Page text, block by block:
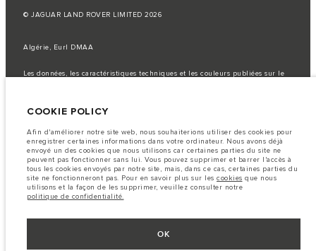
© JAGUAR LAND ROVER LIMITED 2026
Algérie, Eurl DMAA
Les données, les caractéristiques techniques et les couleurs publiées sur le
pénurie mondiale de semi-conducteurs affecte actuellement les
spécifications de construction des véhicules, la disponibilité des options et
les délais de construction. Cette situation s’avère très fluctuante, et par
conséquent, les images utilisées actuellement sur le site Web peuvent ne pas
refléter entièrement les spécifications actuelles en ce qui concerne les
caractéristiques, les options, les finitions et les combinaisons de couleurs.
Veuillez consulter votre concessionnaire pour avoir confirmation des
restrictions actuelles et faire un choix éclairé
conformément å la législation européenne en vigueur. La consommation
réelle de carburant d'un véhicule peut différer de celle obtenue dans ces
tests et ces chiffres sont fournis å des fins de comparaison uniquement.
COOKIE POLICY
Afin d'améliorer notre site web, nous souhaiterions utiliser des cookies pour
enregistrer certaines informations dans votre ordinateur. Nous avons déjà
envoyé un des cookies que nous utilisons car certaines parties du site ne
peuvent pas fonctionner sans lui. Vous pouvez supprimer et barrer l'accès à
tous les cookies envoyés par notre site, mais, dans ce cas, certaines parties du
site ne fonctionneront pas. Pour en savoir plus sur les cookies que nous
utilisons et la façon de les supprimer, veuillez consulter notre
politique de confidentialité.
OK